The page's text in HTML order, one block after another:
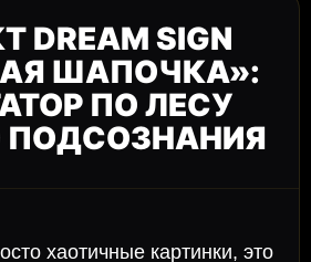
DREAM SIGN
ШАПОЧКА»:
ПО ЛЕСУ
ПОДСОЗНАНИЯ
хаотичные картинки, это